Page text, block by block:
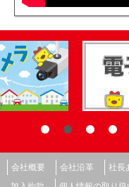
会社概要 会社沿革 社長